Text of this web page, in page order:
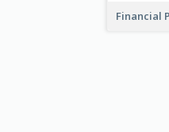
Financial